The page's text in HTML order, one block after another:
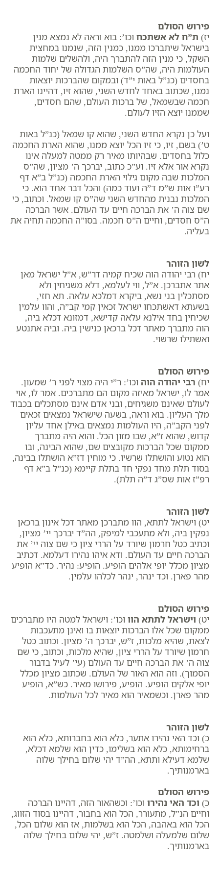
פירוש הסולם
יז) ת”ח לא אשתכח וכו’: בוא וראה לא נמצא מנין
בישראל שיתברכו ממנו, כמנין הזה, שנמנו במחצית
השקל, כי מנין הזה להתברך היה, ולהשלים שלמות
העולמות היה, שה”ס השלמות הגדולה של יחוד החכמה
בחסדים (כנ”ל באות י”ד) ובמקום שהברכות יוצאות
נמנו, שכתוב באחד לחדש השני, שהוא זיו, דהיינו הארת
חכמה שבשמאל, של ברכות העולם, שהם חסדים,
שממנו יוצא הזיו לעולם.
ועל כן נקרא החדש השני, שהוא קו שמאל (כנ”ל באות
ט’) בשם, זיו, כי זיו הכל יוצא ממנו, שהוא הארת החכמה
כלול בחסדים. שבהיותו מאיר רק ממטה למעלה אינו
נקרא אור אלא זיו. וע”כ כתוב, יברכך ה’ מציון, שה”ס
המלכות שבה מקום גילוי הארת החכמה (כנ”ל ב”א דף
רע”ו אות ש”מ ד”ה ועוד כמה) והכל דבר אחד הוא. כי
המלכות נבנית מהחדש השני שה”ס קו שמאל. וכתוב, ​כי
שם צוה ה’ את הברכה חיים עד העולם. אשר הברכה
ה”ס חסדים, וחיים ה”ס חכמה. בסו”ה ​החכמה תחיה את
בעליה.
לשון הזוהר
יח) רבי יהודה הוה שכיח קמיה דר”ש, א”ל ישראל מאן
אתר אתברכן. א”ל, ווי לעלמא, דלא משגיחין ולא
מסתכלין בני נשא, ביקרא דמלכא עלאה. תא חזי,
בשעתא דאשתכחו ישראל זכאין קמי קב”ה, והוו עלמין
שכיחין בחד אילנא עלאה קדישא, דמזונא דכלא ביה,
הוה מתברך מאתר דכל ברכאן כנישין ביה. וביה אתנטע
ואשתילו שרשוי.
פירוש הסולם
יח) רבי יהודה הוה וכו’: ר”י היה מצוי לפני ר’ שמעון.
אמר לו, ישראל מאיזה מקום הם מתברכים. אמר לו, אוי
לעולם שאינם משגיחים, ובני אדם אינם מסתכלים בכבוד
מלך העליון. בוא וראה, בשעה שישראל נמצאים זכאים
לפני הקב”ה, היו העולמות נמצאים באילן אחד עליון
קדוש, שהוא ז”א, שבו מזון הכל. והוא היה מתברך
ממקום שכל הברכות מקובצים שם, שהוא הבינה, ובו
הוא נטוע והושתלו שרשיו. כי מוחין דז”א הושתלו בבינה,
בסוד תלת מחד נפקי חד בתלת קיימא (כנ”ל ב”א דף
רפ”ז אות שס”ג ד”ה תלת).
לשון הזוהר
יט) וישראל לתתא, הוו מתברכן מאתר דכל אינון ברכאן
נפקין ביה, ולא מתעכבי למיפק, הה”ד יברכך יי’ מציון,
וכתיב כטל חרמון שיורד על הררי ציון כי שם צוה יי’ את
הברכה חיים עד העולם. ודא איהו נהירו דעלמא. דכתיב
מציון מכלל יופי אלהים הופיע. הופיע: נהיר. כד”א הופיע
מהר פארן. וכד ינהר, ינהר לכלהו עלמין.
פירוש הסולם
יט) וישראל לתתא הוו וכו’: וישראל למטה היו מתברכים
ממקום שכל אלו הברכות יוצאות בו ואינן מתעכבות
לצאת, שהיא מלכות, ז”ש, ​יברכך ה’ מציון. וכתוב ​כטל
חרמון שיורד על הררי ציון, שהיא מלכות, וכתוב, כי שם
צוה ה’ את הברכה חיים עד העולם (עי’ לעיל בדבור
הסמוך). וזה הוא האור של העולם. שכתוב ​מציון מכלל
יופי אלקים הופיע. הופיע, פירושו מאיר. כש”א, ​הופיע
מהר פארן. וכשמאיר הוא מאיר לכל העולמות.
לשון הזוהר
כ) וכד האי נהירו אתער, כלא הוא בחברותא, כלא הוא
ברחימותא, כלא הוא בשלימו, כדין הוא שלמא דכלא,
שלמא דעילא ותתא, הה”ד יהי שלום בחילך שלוה
בארמנותיך.
פירוש הסולם
כ) וכד האי נהירו וכו’: וכשהאור הזה, דהיינו הברכה
וחיים הנ”ל, מתעורר, הכל הוא בחבור, דהיינו בסוד הזווג,
הכל הוא באהבה, הכל הוא בשלמות, אז הוא שלום הכל,
שלום שלמעלה ושלמטה. ז”ש, ​יהי שלום בחילך שלוה
בארמנותיך.